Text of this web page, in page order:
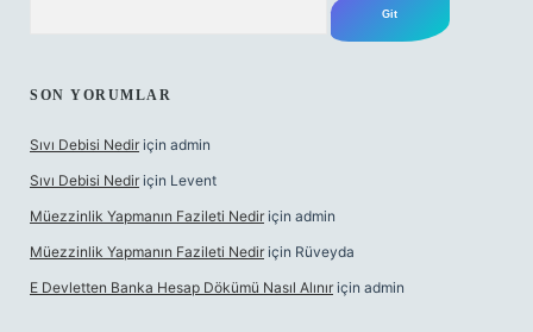
SON YORUMLAR
Sıvı Debisi Nedir için admin
Sıvı Debisi Nedir için Levent
Müezzinlik Yapmanın Fazileti Nedir için admin
Müezzinlik Yapmanın Fazileti Nedir için Rüveyda
E Devletten Banka Hesap Dökümü Nasıl Alınır için admin